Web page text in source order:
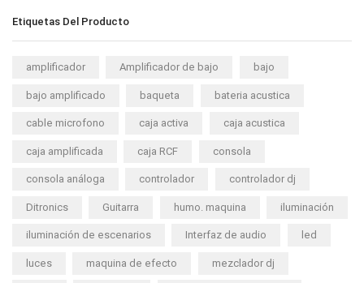
Etiquetas Del Producto
amplificador Amplificador de bajo bajo
bajo amplificado baqueta bateria acustica
cable microfono caja activa caja acustica
caja amplificada caja RCF consola
consola análoga controlador controlador dj
Ditronics Guitarra humo. maquina iluminación
iluminación de escenarios Interfaz de audio led
luces maquina de efecto mezclador dj